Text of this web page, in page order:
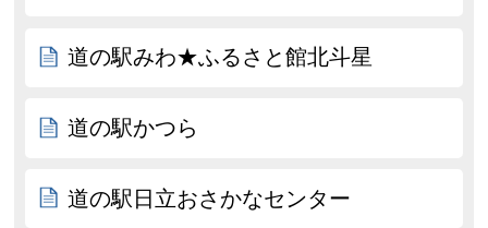
道の駅みわ★ふるさと館北斗星
道の駅かつら
道の駅日立おさかなセンター